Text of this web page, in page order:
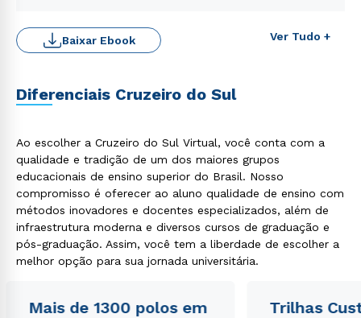
Ver Tudo +
Baixar Ebook
Diferenciais Cruzeiro do Sul
Ao escolher a Cruzeiro do Sul Virtual, você conta com a
qualidade e tradição de um dos maiores grupos
educacionais de ensino superior do Brasil. Nosso
compromisso é oferecer ao aluno qualidade de ensino com
métodos inovadores e docentes especializados, além de
infraestrutura moderna e diversos cursos de graduação e
pós-graduação. Assim, você tem a liberdade de escolher a
melhor opção para sua jornada universitária.
Mais de 1300 polos em
Trilhas
Rápido e fácil
WhatsApp
ou